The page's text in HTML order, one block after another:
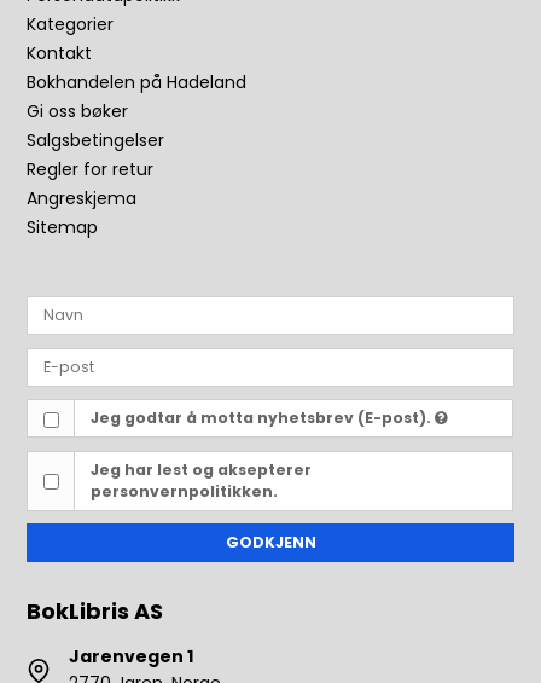
Kategorier
Kontakt
Bokhandelen på Hadeland
Gi oss bøker
Salgsbetingelser
Regler for retur
Angreskjema
Sitemap
Jeg godtar å motta nyhetsbrev (E-post).
Jeg har lest og aksepterer
personvernpolitikken.
GODKJENN
BokLibris AS
Jarenvegen 1